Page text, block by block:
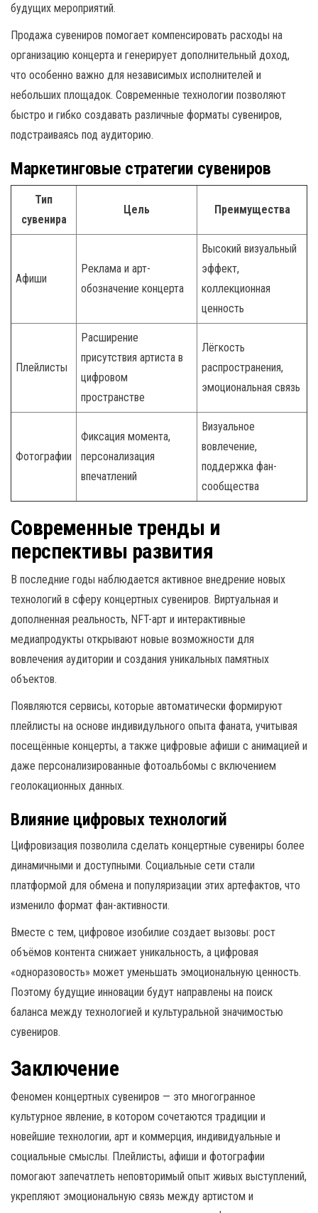
будущих мероприятий.
Продажа сувениров помогает компенсировать расходы на
организацию концерта и генерирует дополнительный доход,
что особенно важно для независимых исполнителей и
небольших площадок. Современные технологии позволяют
быстро и гибко создавать различные форматы сувениров,
подстраиваясь под аудиторию.
Маркетинговые стратегии сувениров
Тип
сувенира
Цель Преимущества
Афиши
Реклама и арт-
обозначение концерта
Высокий визуальный
эффект,
коллекционная
ценность
Плейлисты
Расширение
присутствия артиста в
цифровом
пространстве
Лёгкость
распространения,
эмоциональная связь
Фотографии
Фиксация момента,
персонализация
впечатлений
Визуальное
вовлечение,
поддержка фан-
сообщества
Современные тренды и
перспективы развития
В последние годы наблюдается активное внедрение новых
технологий в сферу концертных сувениров. Виртуальная и
дополненная реальность, NFT-арт и интерактивные
медиапродукты открывают новые возможности для
вовлечения аудитории и создания уникальных памятных
объектов.
Появляются сервисы, которые автоматически формируют
плейлисты на основе индивидульного опыта фаната, учитывая
посещённые концерты, а также цифровые афиши с анимацией и
даже персонализированные фотоальбомы с включением
геолокационных данных.
Влияние цифровых технологий
Цифровизация позволила сделать концертные сувениры более
динамичными и доступными. Социальные сети стали
платформой для обмена и популяризации этих артефактов, что
изменило формат фан-активности.
Вместе с тем, цифровое изобилие создает вызовы: рост
объёмов контента снижает уникальность, а цифровая
«одноразовость» может уменьшать эмоциональную ценность.
Поэтому будущие инновации будут направлены на поиск
баланса между технологией и культуральной значимостью
сувениров.
Заключение
Феномен концертных сувениров — это многогранное
культурное явление, в котором сочетаются традиции и
новейшие технологии, арт и коммерция, индивидуальные и
социальные смыслы. Плейлисты, афиши и фотографии
помогают запечатлеть неповторимый опыт живых выступлений,
укрепляют эмоциональную связь между артистом и